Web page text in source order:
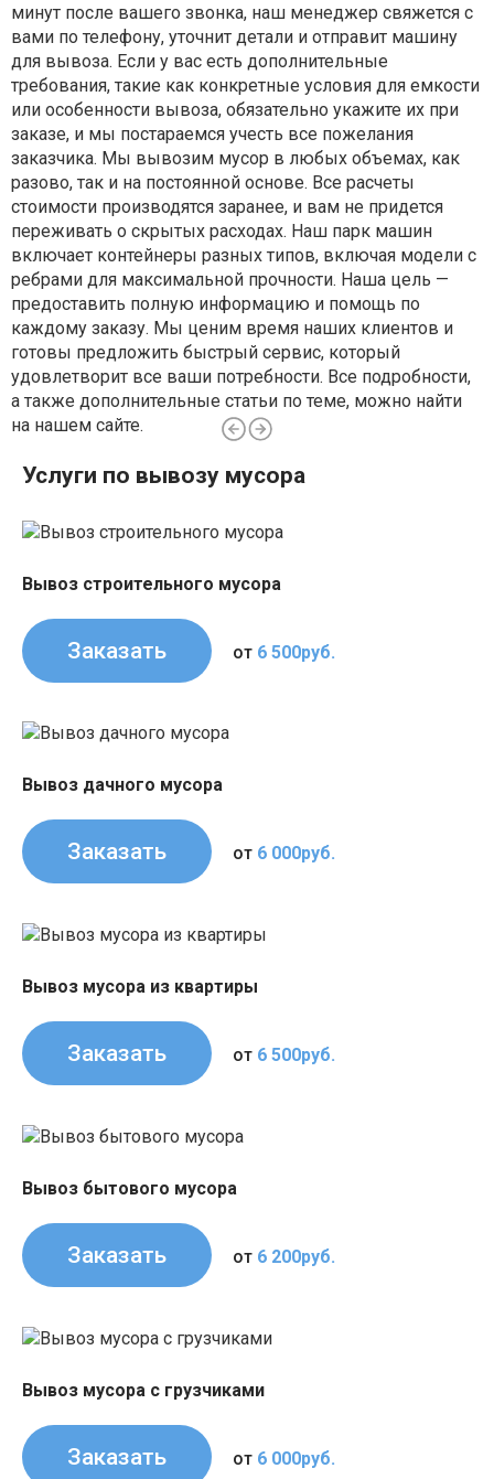
минут после вашего звонка, наш менеджер свяжется с
вами по телефону, уточнит детали и отправит машину
для вывоза. Если у вас есть дополнительные
требования, такие как конкретные условия для емкости
или особенности вывоза, обязательно укажите их при
заказе, и мы постараемся учесть все пожелания
заказчика. Мы вывозим мусор в любых объемах, как
разово, так и на постоянной основе. Все расчеты
стоимости производятся заранее, и вам не придется
переживать о скрытых расходах. Наш парк машин
включает контейнеры разных типов, включая модели с
ребрами для максимальной прочности. Наша цель —
предоставить полную информацию и помощь по
каждому заказу. Мы ценим время наших клиентов и
готовы предложить быстрый сервис, который
удовлетворит все ваши потребности. Все подробности,
а также дополнительные статьи по теме, можно найти
на нашем сайте.
Услуги по вывозу мусора
Вывоз строительного мусора
Заказать от 6 500руб.
Вывоз дачного мусора
Заказать от 6 000руб.
Вывоз мусора из квартиры
Заказать от 6 500руб.
Вывоз бытового мусора
Заказать от 6 200руб.
Вывоз мусора с грузчиками
Заказать от 6 000руб.